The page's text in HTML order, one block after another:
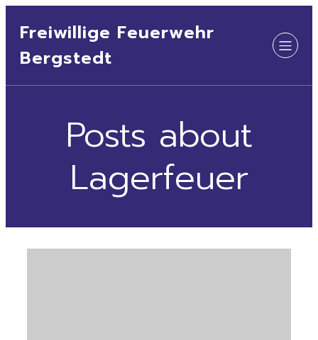
Freiwillige Feuerwehr
Bergstedt
Posts about
Lagerfeuer